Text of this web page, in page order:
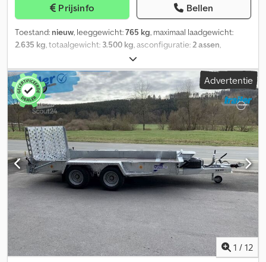
aanhanger met extra’s te zien! Ondanks zorgvuldige controle zijn
prijsopgaven, afmetingen, gewichten en beschrijvingen niet
bindend.
Prijsinfo Bellen
Toestand: nieuw, leeggewicht:765 kg, maximaal laadgewicht:
2.635 kg, totaalgewicht: 3.500 kg, asconfiguratie:2 assen,
, laadruimtebreedte:
laadruimtehoogte:300 mm, ophanging:paraboolblad (veer),
bandenmaten: 155/70R12C, Bouwjaar:2025, Ifor Williams GX126-
Skids - Machine transportaanhangwagen - Antislip multiplex
vloerplaat - Bakmaat: 366 x 184 x 27 cm - Toegestane
totaalgewicht: 3500 kg - Leeggewicht ca. 765 kg - 3 paar sjorogen
(à 500kg) - Reservewiel Dsdpfxjxb U A To Aqgswa - Zijwaarts
verschuifbare oprijrampen 120 cm - Banden: 155/70R12C Extra’s: -
Aluminium tranenplaat vloer - 4 ingewerkte sjorogen
Advertentie
1 / 12